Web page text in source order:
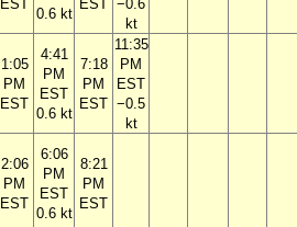
EST
0.6 kt
EST −0.6
kt
1:05
PM
EST
4:41
PM
EST
0.6 kt
7:18
PM
EST
11:35
PM
EST
−0.5
kt
2:06
PM
EST
6:06
PM
EST
0.6 kt
8:21
PM
EST